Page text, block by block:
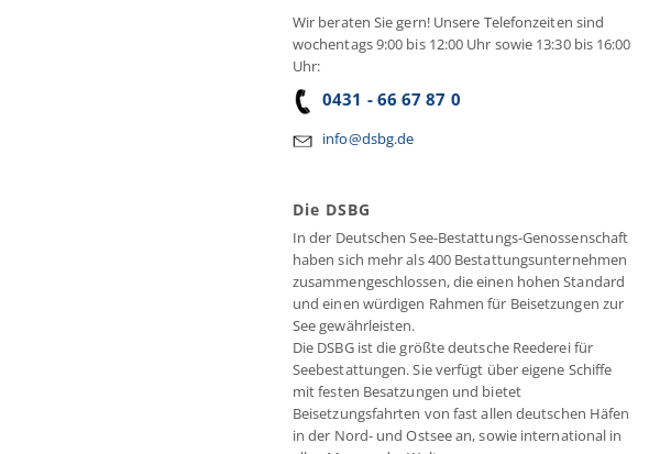
Wir beraten Sie gern! Unsere Telefonzeiten sind
wochentags 9:00 bis 12:00 Uhr sowie 13:30 bis 16:00
Uhr:
0431 - 66 67 87 0
info@dsbg.de
Die DSBG
In der Deutschen See-Bestattungs-Genossenschaft
haben sich mehr als 400 Bestattungsunternehmen
zusammengeschlossen, die einen hohen Standard
und einen würdigen Rahmen für Beisetzungen zur
See gewährleisten.
Die DSBG ist die größte deutsche Reederei für
Seebestattungen. Sie verfügt über eigene Schiffe
mit festen Besatzungen und bietet
Beisetzungsfahrten von fast allen deutschen Häfen
in der Nord- und Ostsee an, sowie international in